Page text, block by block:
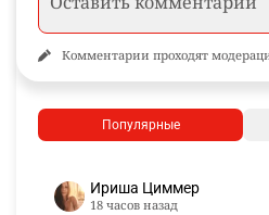
Комментарии проходят
Популярные
Ириша Циммер
18 часов назад